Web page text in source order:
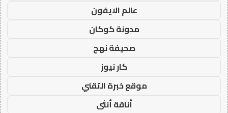
عالم الايفون
مدونة كوكان
صحيفة نهج
كار نيوز
موقع خبرة التقني
أناقة أنثى